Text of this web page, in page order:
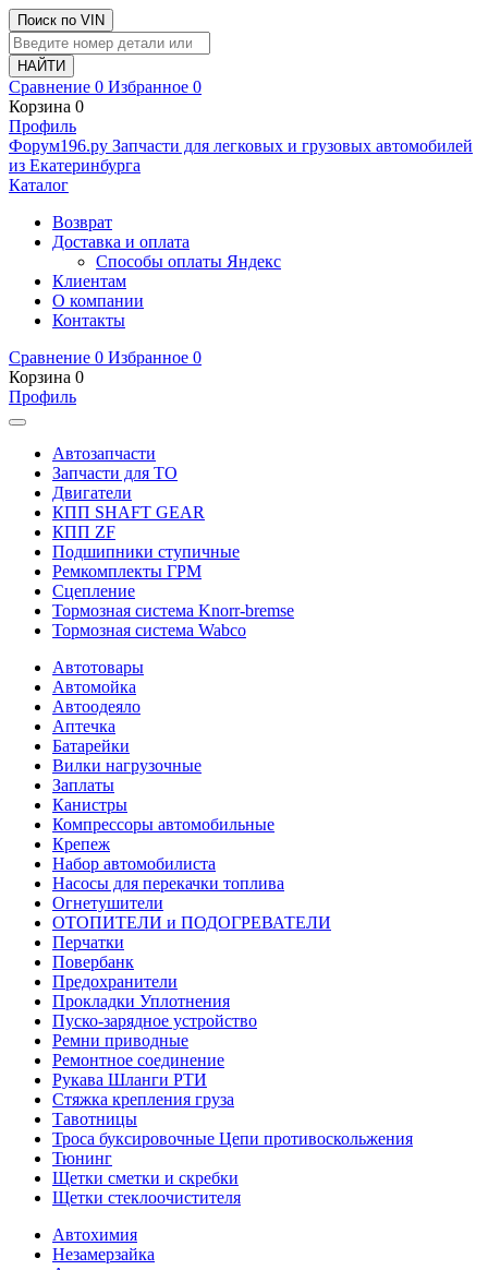
Поиск по VIN
Сравнение 0 Избранное 0
Корзина 0
Профиль
Фoрум196.ру Запчасти для легковых и грузовых автомобилей
из Екатеринбурга
Каталог
Возврат
Доставка и оплата
Способы оплаты Яндекс
Клиентам
О компании
Контакты
Сравнение 0 Избранное 0
Корзина 0
Профиль
Автозапчасти
Запчасти для ТО
Двигатели
КПП SHAFT GEAR
КПП ZF
Подшипники ступичные
Ремкомплекты ГРМ
Сцепление
Тормозная система Knorr-bremse
Тормозная система Wabco
Автотовары
Автомойка
Автоодеяло
Аптечка
Батарейки
Вилки нагрузочные
Заплаты
Канистры
Компрессоры автомобильные
Крепеж
Набор автомобилиста
Насосы для перекачки топлива
Огнетушители
ОТОПИТЕЛИ и ПОДОГРЕВАТЕЛИ
Перчатки
Повербанк
Предохранители
Прокладки Уплотнения
Пуско-зарядное устройство
Ремни приводные
Ремонтное соединение
Рукава Шланги РТИ
Стяжка крепления груза
Тавотницы
Троса буксировочные Цепи противоскольжения
Тюнинг
Щетки сметки и скребки
Щетки стеклоочистителя
Автохимия
Незамерзайка